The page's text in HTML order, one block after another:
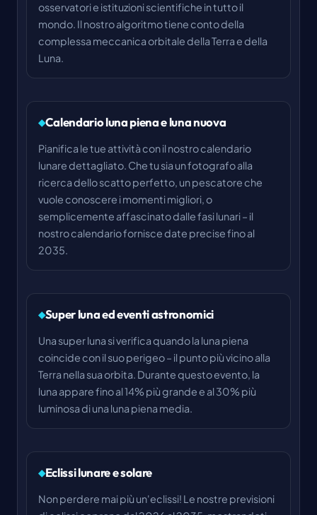
osservatori e istituzioni scientifiche in tutto il
mondo. Il nostro algoritmo tiene conto della
complessa meccanica orbitale della Terra e della
Luna.
Calendario luna piena e luna nuova
Pianifica le tue attività con il nostro calendario
lunare dettagliato. Che tu sia un fotografo alla
ricerca dello scatto perfetto, un pescatore che
vuole conoscere i momenti migliori, o
semplicemente affascinato dalle fasi lunari – il
nostro calendario fornisce date precise fino al
2035.
Super luna ed eventi astronomici
Una super luna si verifica quando la luna piena
coincide con il suo perigeo – il punto più vicino alla
Terra nella sua orbita. Durante questo evento, la
luna appare fino al 14% più grande e al 30% più
luminosa di una luna piena media.
Eclissi lunare e solare
Non perdere mai più un'eclissi! Le nostre previsioni